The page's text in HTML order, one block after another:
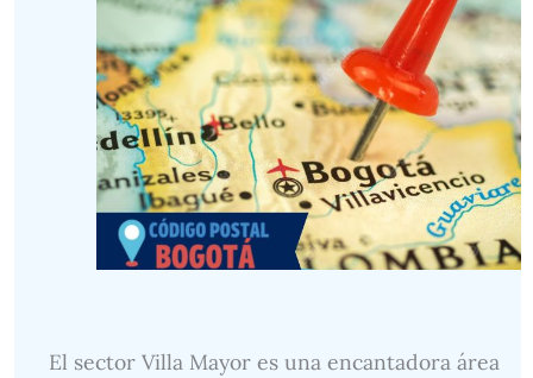
El sector Villa Mayor es una encantadora área